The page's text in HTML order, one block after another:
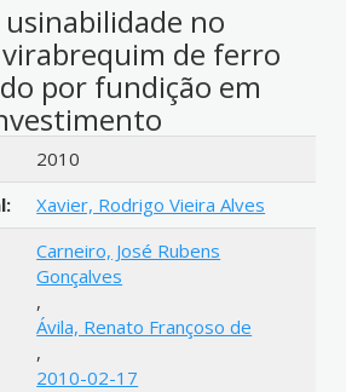
no
de ferro
por fundição em
2010
Xavier, Rodrigo Vieira Alves
Carneiro, José Rubens
Gonçalves
,
Ávila, Renato Françoso de
,
2010-02-17